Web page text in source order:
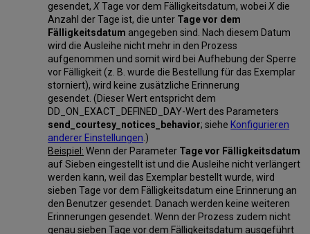
gesendet,XTage vor dem Fälligkeitsdatum, wobeiX die
Anzahl der Tage ist, die unter Tage vor dem
Fälligkeitsdatum angegeben sind. Nach diesem Datum
wird die Ausleihe nicht mehr in den Prozess
aufgenommen und somit wird bei Aufhebung der Sperre
vor Fälligkeit (z. B. wurde die Bestellung für das Exemplar
storniert), wird keine zusätzliche Erinnerung
gesendet. (Dieser Wert entspricht dem
DD_ON_EXACT_DEFINED_DAY-Wert des Parameters
send_courtesy_notices_behavior; siehe Konfigurieren
anderer Einstellungen .)
Beispiel: Wenn der Parameter Tage vor Fälligkeitsdatum
auf Sieben eingestellt ist und die Ausleihe nicht verlängert
werden kann, weil das Exemplar bestellt wurde, wird
sieben Tage vor dem Fälligkeitsdatum eine Erinnerung an
den Benutzer gesendet. Danach werden keine weiteren
Erinnerungen gesendet. Wenn der Prozess zudem nicht
genau sieben Tage vor dem Fälligkeitsdatum ausgeführt